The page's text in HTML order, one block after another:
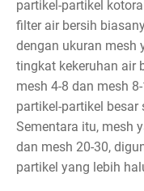
partikel-partikel
filter air bersih
dengan ukuran mesh
tingkat kekeruhan air
mesh 4-8 dan mesh
partikel-partikel besar
Sementara itu, mesh
dan mesh 20-30,
partikel yang lebih